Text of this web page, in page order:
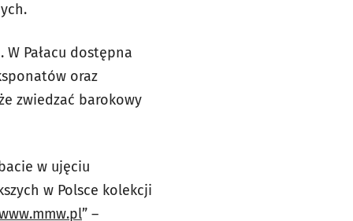
Pałacu dostępna
oraz
zwiedzać barokowy
w ujęciu
w Polsce kolekcji
” –